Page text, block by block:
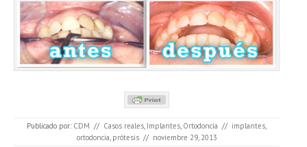
Publicado por: CDM // Casos reales Implantes Ortodoncia // implantes
ortodoncia prótesis // noviembre 29, 2013